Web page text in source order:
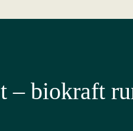
– biokraft